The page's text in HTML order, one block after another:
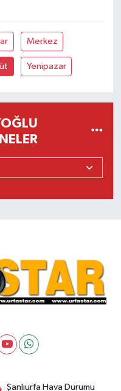
Merkez
Yenipazar
Şanlıurfa Hava Durumu